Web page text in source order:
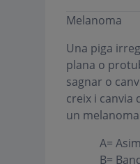
Melanoma
Una piga
plana o
sagnar o
creix i canvia
un melanoma
A=
B=